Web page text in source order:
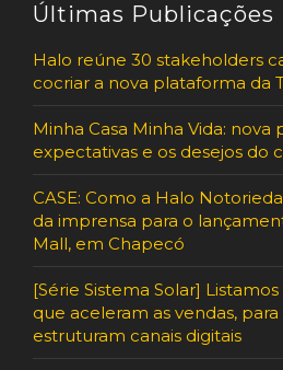
Últimas Publicações
Halo reúne 30 stakeholders
cocriar a nova plataforma da
Minha Casa Minha Vida: nova
expectativas e os desejos do
CASE: Como a Halo
da imprensa para o
Mall, em Chapecó
[Série Sistema Solar]
que aceleram as vendas,
estruturam canais digitais